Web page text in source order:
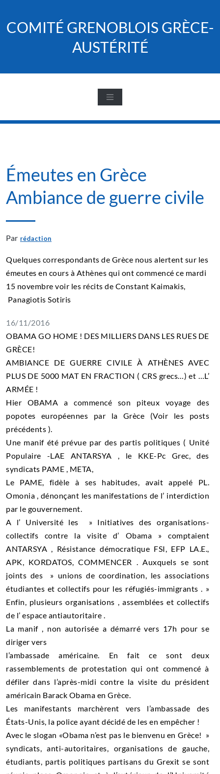
content
COMITÉ GRENOBLOIS GRÈCE-
AUSTÉRITÉ
Émeutes en Grèce
Ambiance de guerre civile
Par rédaction
Quelques correspondants de Grèce nous alertent sur les
émeutes en cours à Athènes qui ont commencé ce mardi
15 novembre voir les récits de Constant Kaimakis,
Panagiotis Sotiris
16/11/2016
OBAMA GO HOME ! DES MILLIERS DANS LES RUES DE
GRÈCE!
AMBIANCE DE GUERRE CIVILE À ATHÈNES AVEC
PLUS DE 5000 MAT EN FRACTION ( CRS grecs…) et …L’
ARMÉE !
Hier OBAMA a commencé son piteux voyage des
popotes européennes par la Grèce (Voir les posts
précédents ).
Une manif été prévue par des partis politiques ( Unité
Populaire -LAE ANTARSYA , le KKE-Pc Grec, des
syndicats PAME , META,
Le PAME, fidèle à ses habitudes, avait appelé PL.
Omonia , dénonçant les manifestations de l’ interdiction
par le gouvernement.
A l’ Université les » Initiatives des organisations-
collectifs contre la visite d’ Obama » comptaient
ANTARSYA , Résistance démocratique FSI, EFP LA.E.,
APK, KORDATOS, COMMENCER . Auxquels se sont
joints des » unions de coordination, les associations
étudiantes et collectifs pour les réfugiés-immigrants . »
Enfin, plusieurs organisations , assemblées et collectifs
de l’ espace antiautoritaire .
La manif , non autorisée a démarré vers 17h pour se
diriger vers
l’ambassade américaine. En fait ce sont deux
rassemblements de protestation qui ont commencé à
défiler dans l’après-midi contre la visite du président
américain Barack Obama en Grèce.
Les manifestants marchèrent vers l’ambassade des
États-Unis, la police ayant décidé de les en empêcher !
Avec le slogan «Obama n’est pas le bienvenu en Grèce! »
syndicats, anti-autoritaires, organisations de gauche,
étudiants, partis politiques partisans du Grexit se sont